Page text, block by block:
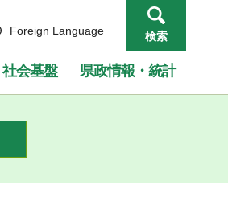
Foreign Language 検索
社会基盤 県政情報・統計